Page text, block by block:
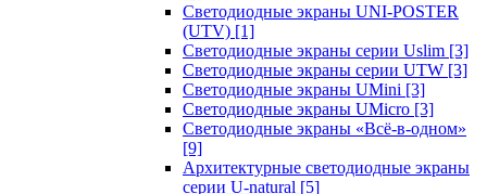
Светодиодные экраны UNI-POSTER
(UTV) [1]
Светодиодные экраны серии Uslim [3]
Светодиодные экраны серии UTW [3]
Светодиодные экраны UMini [3]
Светодиодные экраны UMicro [3]
Светодиодные экраны «Всё-в-одном»
[9]
Архитектурные светодиодные экраны
серии U-natural [5]